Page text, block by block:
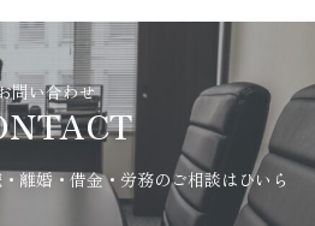
問い合わせ
離婚・借金・労務のご相談はひいら